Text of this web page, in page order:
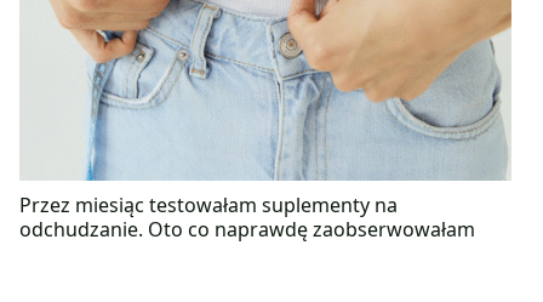
Przez miesiąc testowałam suplementy na
odchudzanie. Oto co naprawdę zaobserwowałam